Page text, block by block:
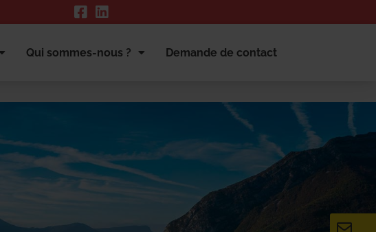
Qui sommes-nous ? Demande de contact